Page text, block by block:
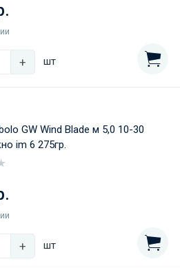
+ шт
GW Wind Blade м 5,0 10-30
im 6 275гр.
+ шт